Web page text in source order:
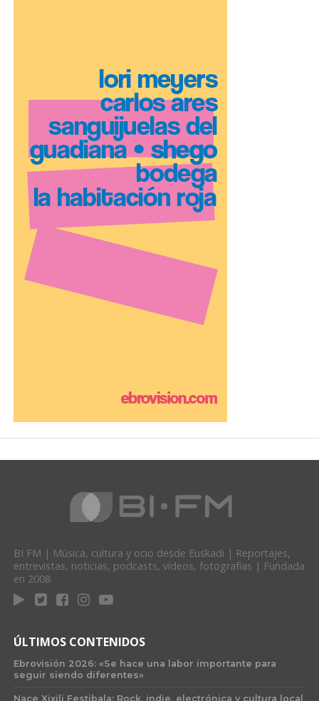
BI FM | Música, cultura y ocio desde Euskadi | Reportajes,
entrevistas, noticias, podcasts, vídeos, fotografías | Fundada
en 2008
ÚLTIMOS CONTENIDOS
Ebrovisión 2026: «Se hace una labor importante para
seguir siendo diferentes»
Nace Xixili Festibala: Rock, indie, electrónica y cultura local